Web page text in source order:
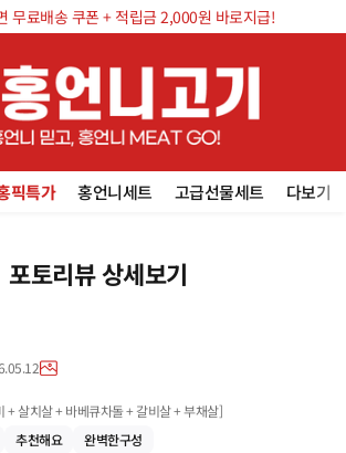
무료배송 쿠폰 + 적립금 2,000원 바로지급!
픽특가 홍언니세트 고급선물세트 다보기
포토리뷰 상세보기
살치살 + 바베큐차돌 + 갈비살 + 부채살]
추천해요 완벽한구성